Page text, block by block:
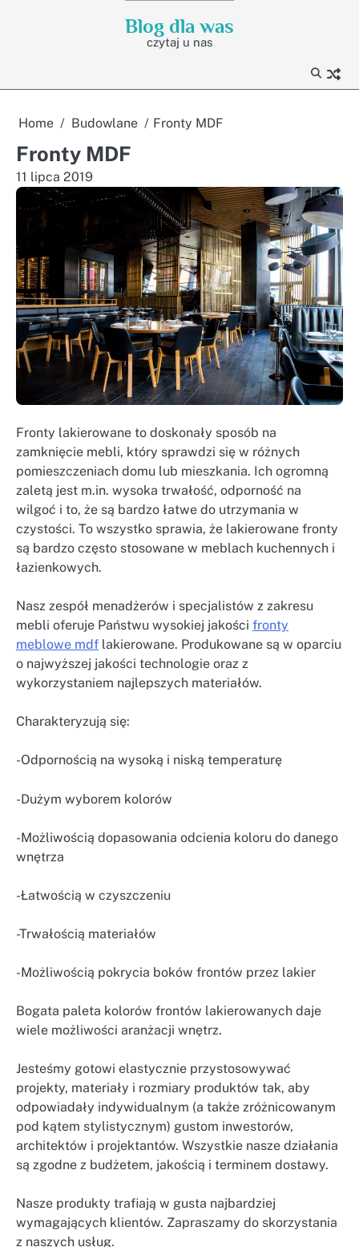
Blog dla was
czytaj u nas
Home Budowlane Fronty MDF
Fronty MDF
11 lipca 2019
Fronty lakierowane to doskonały sposób na
zamknięcie mebli, który sprawdzi się w różnych
pomieszczeniach domu lub mieszkania. Ich ogromną
zaletą jest m.in. wysoka trwałość, odporność na
wilgoć i to, że są bardzo łatwe do utrzymania w
czystości. To wszystko sprawia, że lakierowane fronty
są bardzo często stosowane w meblach kuchennych i
łazienkowych.
Nasz zespół menadżerów i specjalistów z zakresu
mebli oferuje Państwu wysokiej jakości fronty
meblowe mdf lakierowane. Produkowane są w oparciu
o najwyższej jakości technologie oraz z
wykorzystaniem najlepszych materiałów.
Charakteryzują się:
-Odpornością na wysoką i niską temperaturę
-Dużym wyborem kolorów
-Możliwością dopasowania odcienia koloru do danego
wnętrza
-Łatwością w czyszczeniu
-Trwałością materiałów
-Możliwością pokrycia boków frontów przez lakier
Bogata paleta kolorów frontów lakierowanych daje
wiele możliwości aranżacji wnętrz.
Jesteśmy gotowi elastycznie przystosowywać
projekty, materiały i rozmiary produktów tak, aby
odpowiadały indywidualnym (a także zróżnicowanym
pod kątem stylistycznym) gustom inwestorów,
architektów i projektantów. Wszystkie nasze działania
są zgodne z budżetem, jakością i terminem dostawy.
Nasze produkty trafiają w gusta najbardziej
wymagających klientów. Zapraszamy do skorzystania
z naszych usług.